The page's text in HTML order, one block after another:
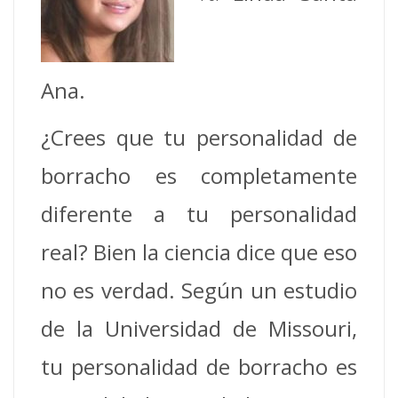
Ana.
¿Crees que tu personalidad de
borracho es completamente
diferente a tu personalidad
real? Bien la ciencia dice que eso
no es verdad. Según un estudio
de la Universidad de Missouri,
tu personalidad de borracho es